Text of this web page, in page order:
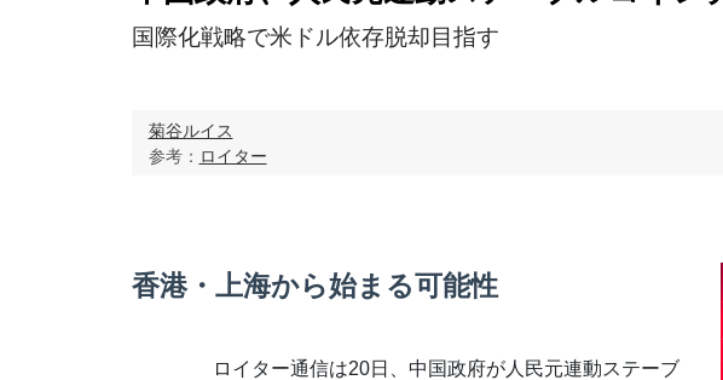
国際化戦略で米ドル依存脱却目指す
菊谷ルイス
参考： ロイター
香港・上海から始まる可能性
ロイター通信は20日、中国政府が人民元連動ステーブ